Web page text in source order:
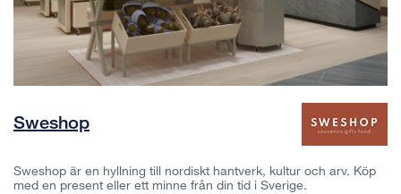
Sweshop
Sweshop är en hyllning till nordiskt hantverk, kultur och arv. Köp
med en present eller ett minne från din tid i Sverige.